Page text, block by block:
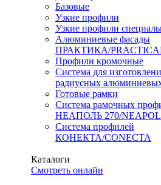
Базовые
Узкие профили
Узкие профили
Алюминиевые фасады
ПРАКТИКА/
Профили кромочные
Система для
радиусных
Готовые рамки
Система рамочных
НЕАПОЛЬ 270/NEAPOL
Система профилей
КОНЕКТА/CONECTA
Каталоги
Смотреть онлайн